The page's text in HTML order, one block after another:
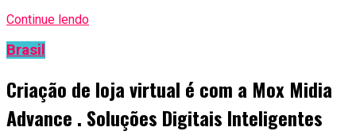
Continue lendo
Brasil
Criação de loja virtual é com a Mox Midia
Advance . Soluções Digitais Inteligentes